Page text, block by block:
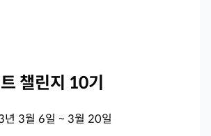
챌린지 10기
년 3월 6일 ~ 3월 20일